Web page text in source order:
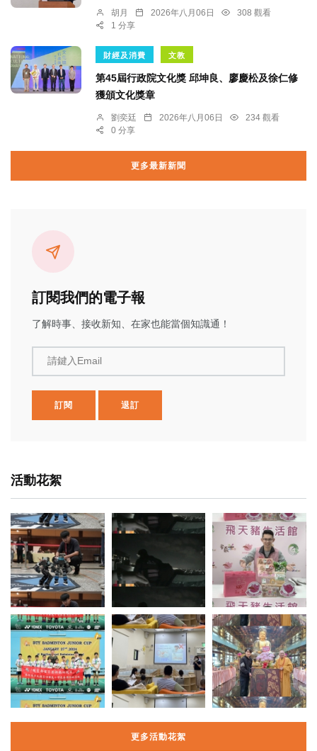
胡月 2026年八月06日
308 觀看
1 分享
財經及消費 文教
第45屆行政院文化獎 邱坤良、廖慶松及徐仁修
獲頒文化獎章
劉奕廷 2026年八月06日
234 觀看
0 分享
更多最新新聞
訂閱我們的電子報
了解時事、接收新知、在家也能當個知識通！
請鍵入Email
訂閱 退訂
活動花絮
更多活動花絮